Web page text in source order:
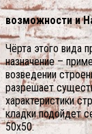
возможности и
Чёрта этого вида
назначение –
возведении
разрешает
характеристики
кладки подойдет
50х50.